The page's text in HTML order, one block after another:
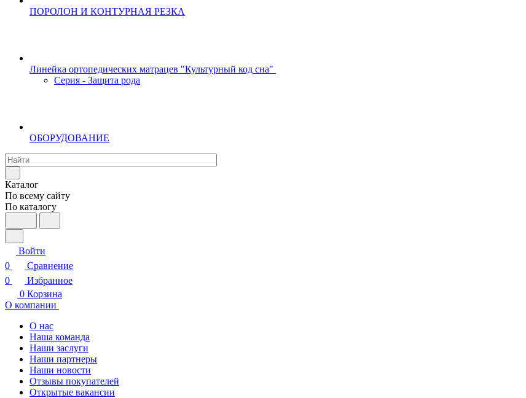
ПОРОЛОН И КОНТУРНАЯ РЕЗКА
Линейка ортопедических матрацев "Культурный код сна"
Серия - Защита рода
ОБОРУДОВАНИЕ
Каталог
По всему сайту
По каталогу
Войти
0
Сравнение
0
Избранное
0 Корзина
О компании
О нас
Наша команда
Наши заслуги
Наши партнеры
Наши новости
Отзывы покупателей
Открытые вакансии